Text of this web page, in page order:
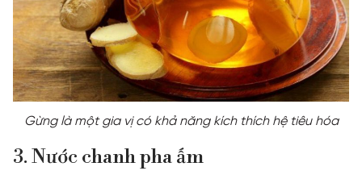
Gừng là một gia vị có khả năng kích thích hệ tiêu hóa
3. Nước chanh pha ấm